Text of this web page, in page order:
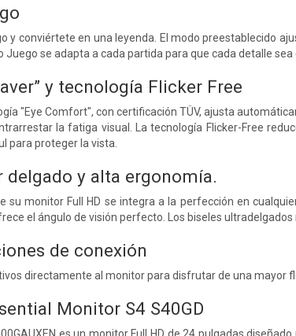
y conviértete en una leyenda. El modo preestablecido
Juego se adapta a cada partida para que cada detalle
y tecnología Flicker Free
"Eye Comfort", con certificación TÜV, ajusta
la fatiga visual. La tecnología Flicker-Free
para proteger la vista.
delgado y alta ergonomía.
su monitor Full HD se integra a la perfección en
el ángulo de visión perfecto. Los biseles
de conexión
directamente al monitor para disfrutar de una mayor
Monitor S4 S40GD